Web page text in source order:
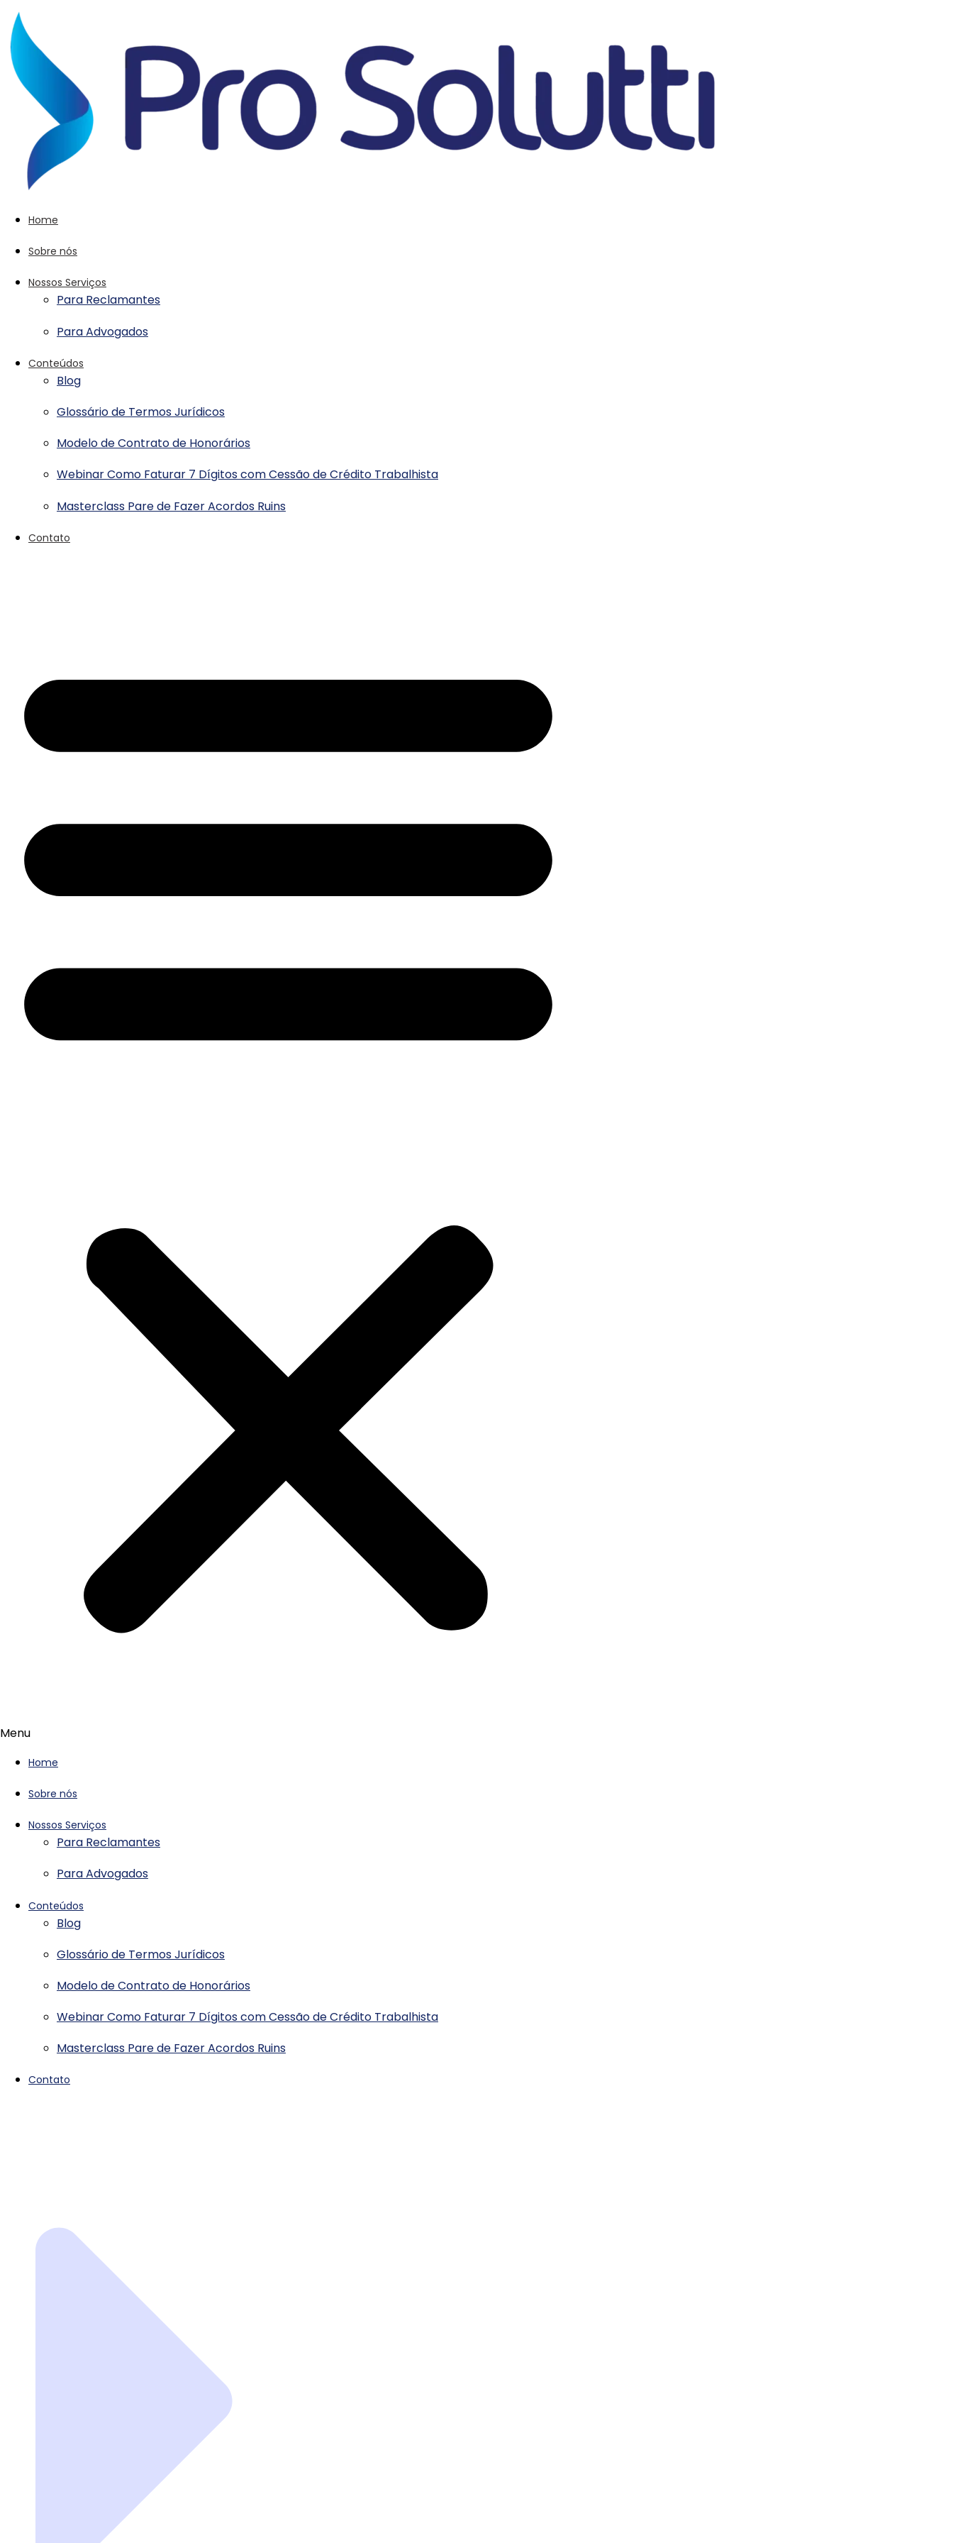
Home
Sobre nós
Nossos Serviços
Para Reclamantes
Para Advogados
Conteúdos
Blog
Glossário de Termos Jurídicos
Modelo de Contrato de Honorários
Webinar Como Faturar 7 Dígitos com Cessão de Crédito Trabalhista
Masterclass Pare de Fazer Acordos Ruins
Contato
Menu
Home
Sobre nós
Nossos Serviços
Para Reclamantes
Para Advogados
Conteúdos
Blog
Glossário de Termos Jurídicos
Modelo de Contrato de Honorários
Webinar Como Faturar 7 Dígitos com Cessão de Crédito Trabalhista
Masterclass Pare de Fazer Acordos Ruins
Contato